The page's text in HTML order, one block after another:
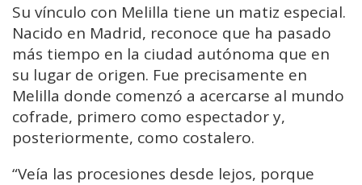
Su vínculo con Melilla tiene un matiz especial.
Nacido en Madrid, reconoce que ha pasado
más tiempo en la ciudad autónoma que en
su lugar de origen. Fue precisamente en
Melilla donde comenzó a acercarse al mundo
cofrade, primero como espectador y,
posteriormente, como costalero.
“Veía las procesiones desde lejos, porque